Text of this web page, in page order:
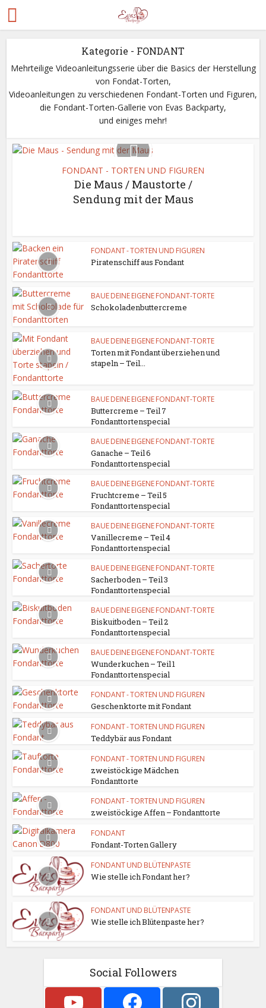
Kategorie - FONDANT
Mehrteilige Videoanleitungsserie über die Basics der Herstellung
von Fondat-Torten,
Videoanleitungen zu verschiedenen Fondant-Torten und Figuren,
die Fondant-Torten-Gallerie von Evas Backparty,
und einiges mehr!
FONDANT - TORTEN UND FIGUREN
Die Maus / Maustorte /
Sendung mit der Maus
FONDANT - TORTEN UND FIGUREN
Piratenschiff aus Fondant
BAUE DEINE EIGENE FONDANT-TORTE
Schokoladenbuttercreme
BAUE DEINE EIGENE FONDANT-TORTE
Torten mit Fondant überziehen und
stapeln – Teil...
BAUE DEINE EIGENE FONDANT-TORTE
Buttercreme – Teil 7
Fondanttortenspecial
BAUE DEINE EIGENE FONDANT-TORTE
Ganache – Teil 6
Fondanttortenspecial
BAUE DEINE EIGENE FONDANT-TORTE
Fruchtcreme – Teil 5
Fondanttortenspecial
BAUE DEINE EIGENE FONDANT-TORTE
Vanillecreme – Teil 4
Fondanttortenspecial
BAUE DEINE EIGENE FONDANT-TORTE
Sacherboden – Teil 3
Fondanttortenspecial
BAUE DEINE EIGENE FONDANT-TORTE
Biskuitboden – Teil 2
Fondanttortenspecial
BAUE DEINE EIGENE FONDANT-TORTE
Wunderkuchen – Teil 1
Fondanttortenspecial
FONDANT - TORTEN UND FIGUREN
Geschenktorte mit Fondant
FONDANT - TORTEN UND FIGUREN
Teddybär aus Fondant
FONDANT - TORTEN UND FIGUREN
zweistöckige Mädchen
Fondanttorte
FONDANT - TORTEN UND FIGUREN
zweistöckige Affen – Fondanttorte
FONDANT
Fondant-Torten Gallery
FONDANT UND BLÜTENPASTE
Wie stelle ich Fondant her?
FONDANT UND BLÜTENPASTE
Wie stelle ich Blütenpaste her?
Social Followers